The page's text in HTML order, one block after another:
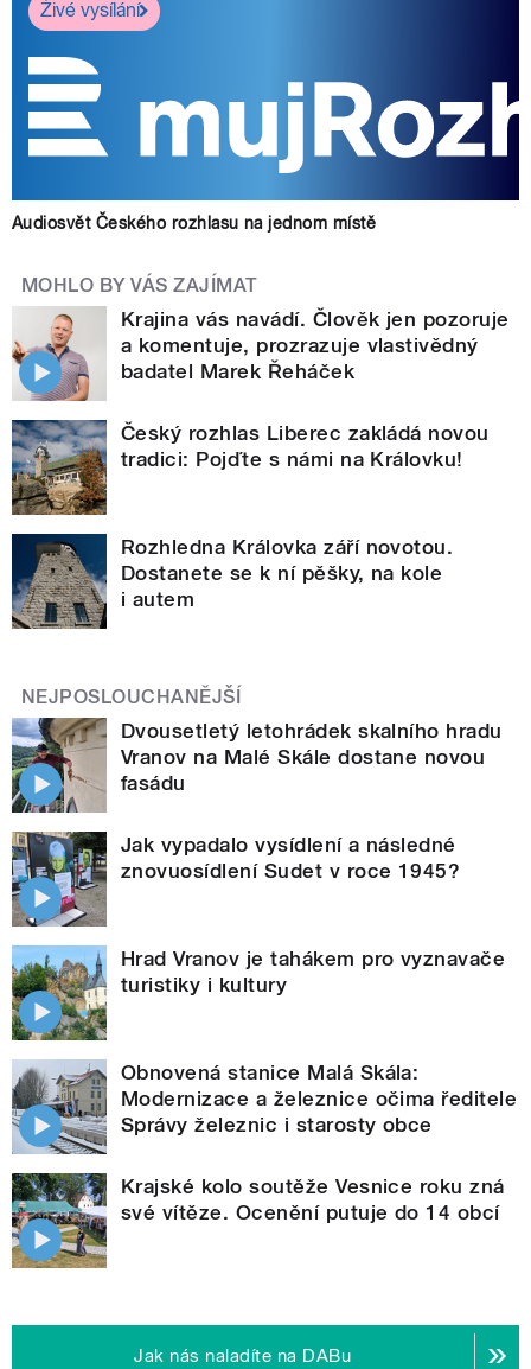
Živé vysílání
Audiosvět Českého rozhlasu na jednom místě
MOHLO BY VÁS ZAJÍMAT
Krajina vás navádí. Člověk jen pozoruje
a komentuje, prozrazuje vlastivědný
badatel Marek Řeháček
Český rozhlas Liberec zakládá novou
tradici: Pojďte s námi na Královku!
Rozhledna Královka září novotou.
Dostanete se k ní pěšky, na kole
i autem
NEJPOSLOUCHANĚJŠÍ
Dvousetletý letohrádek skalního hradu
Vranov na Malé Skále dostane novou
fasádu
Jak vypadalo vysídlení a následné
znovuosídlení Sudet v roce 1945?
Hrad Vranov je tahákem pro vyznavače
turistiky i kultury
Obnovená stanice Malá Skála:
Modernizace a železnice očima ředitele
Správy železnic i starosty obce
Krajské kolo soutěže Vesnice roku zná
své vítěze. Ocenění putuje do 14 obcí
Jak nás naladíte na DABu